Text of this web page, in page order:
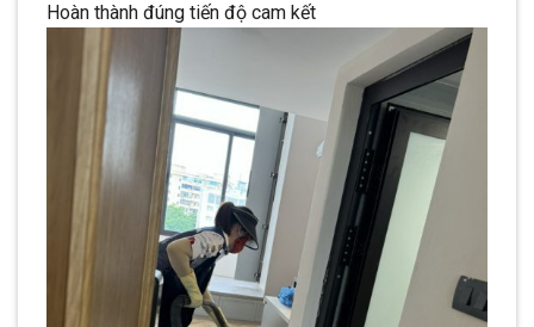
Hoàn thành đúng tiến độ cam kết